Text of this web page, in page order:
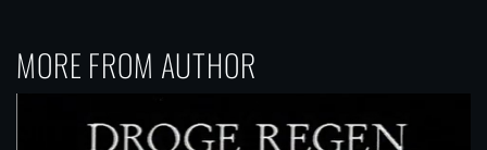
MORE FROM AUTHOR